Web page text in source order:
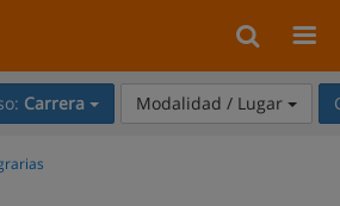
Carrera Modalidad / Lugar